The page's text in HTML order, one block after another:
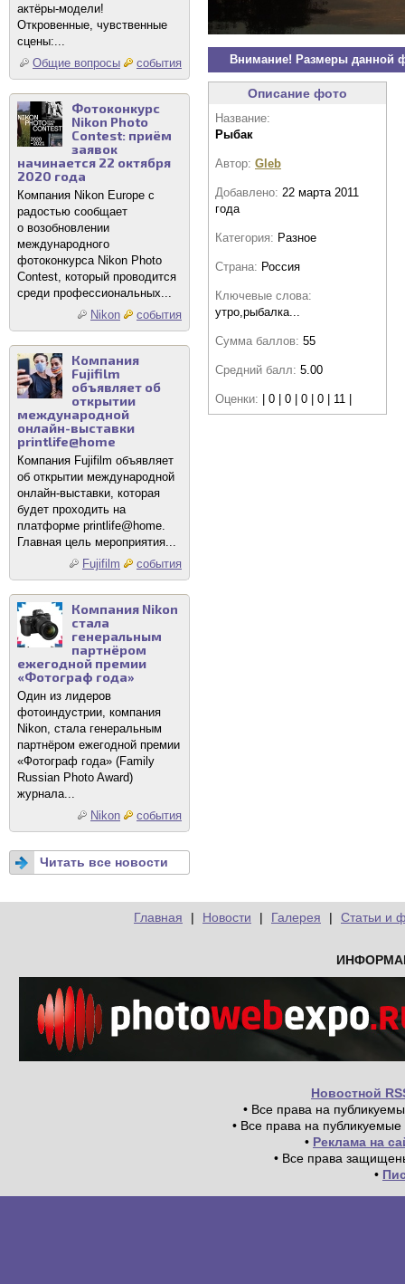
актёры-модели!
Откровенные, чувственные
сцены:...
Общие вопросы
события
Фотоконкурс
Nikon Photo
Contest: приём
заявок
начинается 22 октября
2020 года
Компания Nikon Europe с
радостью сообщает
о возобновлении
международного
фотоконкурса Nikon Photo
Contest, который проводится
среди профессиональных...
Nikon
события
Компания
Fujifilm
объявляет об
открытии
международной
онлайн-выставки
printlife@home
Компания Fujifilm объявляет
об открытии международной
онлайн-выставки, которая
будет проходить на
платформе printlife@home.
Главная цель мероприятия...
Fujifilm
события
Компания Nikon
стала
генеральным
партнёром
ежегодной премии
«Фотограф года»
Один из лидеров
фотоиндустрии, компания
Nikon, стала генеральным
партнёром ежегодной премии
«Фотограф года» (Family
Russian Photo Award)
журнала...
Nikon
события
Читать все новости
Внимание! Размеры данной
Описание фото
Название:
Рыбак
Автор: Gleb
Добавлено: 22 марта 2011
года
Категория: Разное
Страна: Россия
Ключевые слова:
утро,рыбалка...
Сумма баллов: 55
Средний балл: 5.00
Оценки: | 0 | 0 | 0 | 0 | 11 |
Главная | Новости | Галерея | Статьи и
Новостной
• Все права на
• Все права на
• Реклама на
• Все права
•